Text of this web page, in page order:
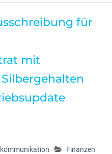
für
mit
Finanzen